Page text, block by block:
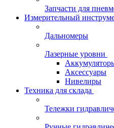
Запчасти для
Измерительный
Дальномеры
Лазерные уровни
Аксессуары
Нивелиры
Техника для склада
Тележки